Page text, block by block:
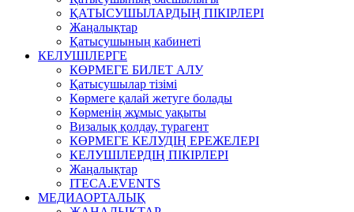
ҚАТЫСУШЫЛАРДЫҢ ПІКІРЛЕРІ
Жаңалықтар
Қатысушының кабинеті
КЕЛУШІЛЕРГЕ
КӨРМЕГЕ БИЛЕТ АЛУ
Қатысушылар тізімі
Көрмеге қалай жетуге болады
Көрменің жұмыс уақыты
Визалық қолдау, турагент
КӨРМЕГЕ КЕЛУДІҢ ЕРЕЖЕЛЕРІ
КЕЛУШІЛЕРДІҢ ПІКІРЛЕРІ
Жаңалықтар
ITECA.EVENTS
МЕДИАОРТАЛЫҚ